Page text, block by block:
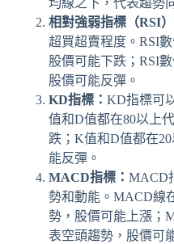
均線之下，代表趨勢
相對強弱指標（RSI）
超買超賣程度。RSI
股價可能下跌；RSI
股價可能反彈。
KD指標： KD指標可
值和D值都在80以上
跌；K值和D值都在
能反彈。
MACD指標： MACD
勢和動能。MACD線
勢，股價可能上漲；
表空頭趨勢，股價可